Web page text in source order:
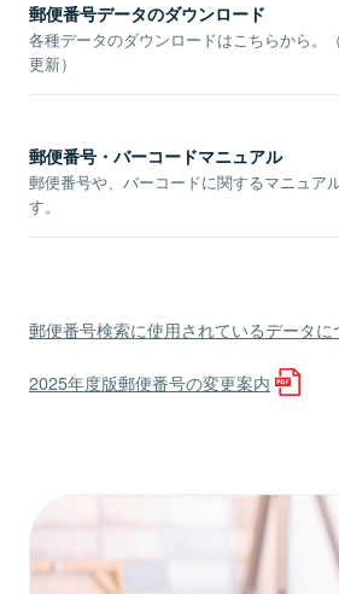
郵便番号データのダウンロード
各種データのダウンロードはこちらから。
更新）
郵便番号・バーコードマニュアル
郵便番号や、バーコードに関するマニュア
す。
郵便番号検索に使用されているデータに
2025年度版郵便番号の変更案内